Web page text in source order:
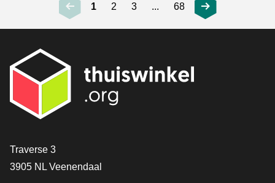
1 2 3 ... 68
Contact
Traverse 3
3905 NL Veenendaal